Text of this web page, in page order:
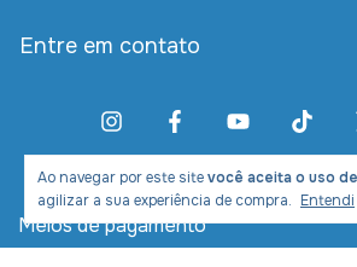
Ao navegar por este sitevocê aceita o uso
agilizar a sua experiência de compra. Entendi
Entre em contato
Meios de pagamento